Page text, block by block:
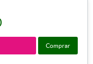
Comprar